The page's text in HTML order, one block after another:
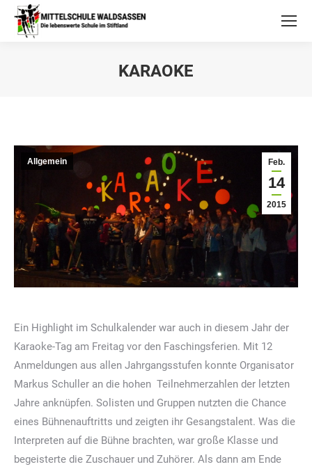
KARAOKE
Feb.
14
2015
Allgemein
Ein Highlight im Schulkalender war auch in diesem Jahr der
Karaoke-Tag am Freitag vor den Faschingsferien. Mit 12
Anmeldungen aus allen Jahrgangsstufen konnte Organisator
Markus Schuller an die hohen Teilnehmerzahlen der letzten
Jahre anknüpfen. Solisten und Gruppen nutzten die Chance
eines Bühnenauftritts und zeigten ihr Gesangstalent. Was die
Interpreten auf die Bühne brachten, war große Klasse und
begeisterte die Zuschauer und Zuhörer. Als dann am Ende